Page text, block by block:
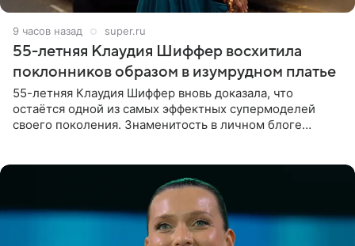
9 часов назад super.ru
55-летняя Клаудия Шиффер восхитила
поклонников образом в изумрудном платье
55-летняя Клаудия Шиффер вновь доказала, что
остаётся одной из самых эффектных супермоделей
своего поколения. Знаменитость в личном блоге